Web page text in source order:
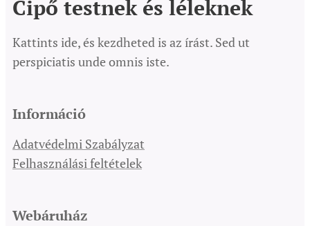
Cipő testnek és léleknek
Kattints ide, és kezdheted is az írást. Sed ut
perspiciatis unde omnis iste.
Információ
Adatvédelmi Szabályzat
Felhasználási feltételek
Webáruház